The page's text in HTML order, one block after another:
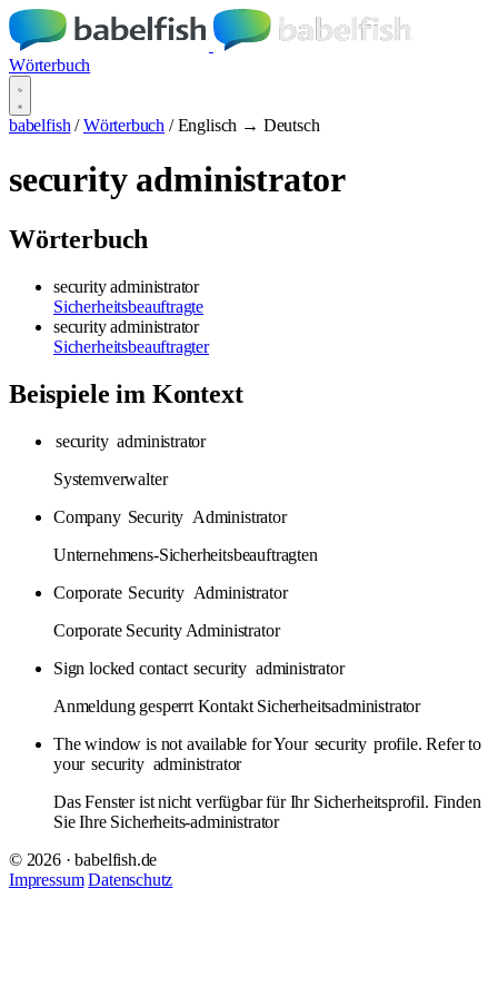
Wörterbuch
babelfish / Wörterbuch / Englisch → Deutsch
security administrator
Wörterbuch
security administrator
Sicherheitsbeauftragte
security administrator
Sicherheitsbeauftragter
Beispiele im Kontext
security administrator
Systemverwalter
Company Security Administrator
Unternehmens-Sicherheitsbeauftragten
Corporate Security Administrator
Corporate Security Administrator
Sign locked contact security administrator
Anmeldung gesperrt Kontakt Sicherheitsadministrator
The window is not available for Your security profile. Refer to
your security administrator
Das Fenster ist nicht verfügbar für Ihr Sicherheitsprofil. Finden
Sie Ihre Sicherheits-administrator
© 2026 · babelfish.de
Impressum Datenschutz